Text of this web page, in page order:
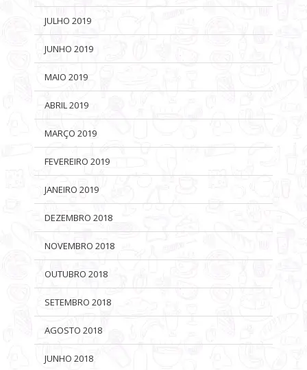
JULHO 2019
JUNHO 2019
MAIO 2019
ABRIL 2019
MARÇO 2019
FEVEREIRO 2019
JANEIRO 2019
DEZEMBRO 2018
NOVEMBRO 2018
OUTUBRO 2018
SETEMBRO 2018
AGOSTO 2018
JUNHO 2018